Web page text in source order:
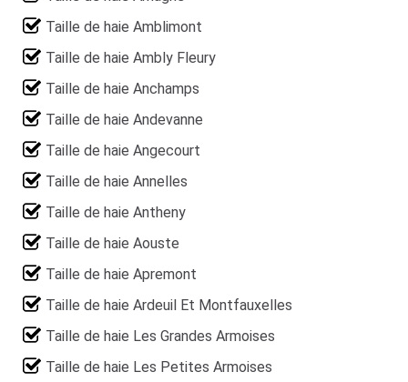
Taille de haie Amblimont
Taille de haie Ambly Fleury
Taille de haie Anchamps
Taille de haie Andevanne
Taille de haie Angecourt
Taille de haie Annelles
Taille de haie Antheny
Taille de haie Aouste
Taille de haie Apremont
Taille de haie Ardeuil Et Montfauxelles
Taille de haie Les Grandes Armoises
Taille de haie Les Petites Armoises